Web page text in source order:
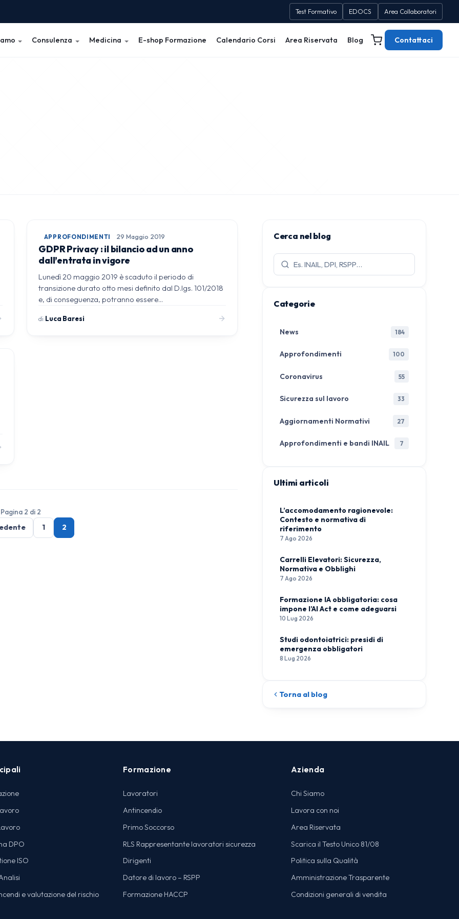
Test Formativo EDOCS Area Collaboratori
Consulenza Medicina E-shop Formazione Calendario Corsi Area Riservata Blog Contattaci
APPROFONDIMENTI 29 Maggio 2019
GDPR Privacy : il bilancio ad un anno
dall’entrata in vigore
Lunedì 20 maggio 2019 è scaduto il periodo di
transizione durato otto mesi definito dal D.lgs. 101/2018
e, di conseguenza, potranno essere…
di Luca Baresi
Pagina 2 di 2
1 2
Cerca nel blog
Cerca
articoli:
Categorie
News 184
Approfondimenti 100
Coronavirus 55
Sicurezza sul lavoro 33
Aggiornamenti Normativi 27
Approfondimenti e bandi INAIL 7
Ultimi articoli
L’accomodamento ragionevole:
Contesto e normativa di
riferimento
7 Ago 2026
Carrelli Elevatori: Sicurezza,
Normativa e Obblighi
7 Ago 2026
Formazione IA obbligatoria: cosa
impone l’AI Act e come adeguarsi
10 Lug 2026
Studi odontoiatrici: presidi di
emergenza obbligatori
8 Lug 2026
Torna al blog
DPO
ISO
e valutazione del rischio
Formazione
Lavoratori
Antincendio
Primo Soccorso
RLS Rappresentante lavoratori sicurezza
Dirigenti
Datore di lavoro – RSPP
Formazione HACCP
Azienda
Chi Siamo
Lavora con noi
Area Riservata
Scarica il Testo Unico 81/08
Politica sulla Qualità
Amministrazione Trasparente
Condizioni generali di vendita